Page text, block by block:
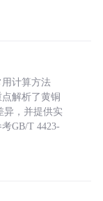
计算方法
解析了黄铜
异，并提供实
GB/T 4423-